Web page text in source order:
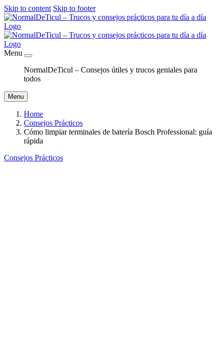
Skip to content Skip to footer
Menu
NormalDeTicul – Consejos útiles y trucos geniales para
todos
Menu
Home
Consejos Prácticos
Cómo limpiar terminales de batería Bosch Professional: guía
rápida
Consejos Prácticos